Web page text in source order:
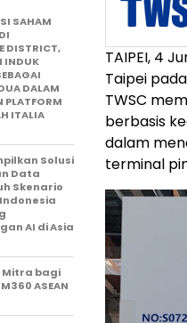
TAIPEI, 4
Taipei
TWSC
berbasis
dalam
terminal
SAHAM
DISTRICT,
INDUK
DALAM
PLATFORM
ITALIA
Solusi
Data
Skenario
AI di Asia
Mitra bagi
ASEAN